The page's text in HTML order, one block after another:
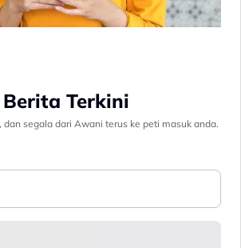
Terkini
dan segala dari Awani terus ke peti masuk anda.